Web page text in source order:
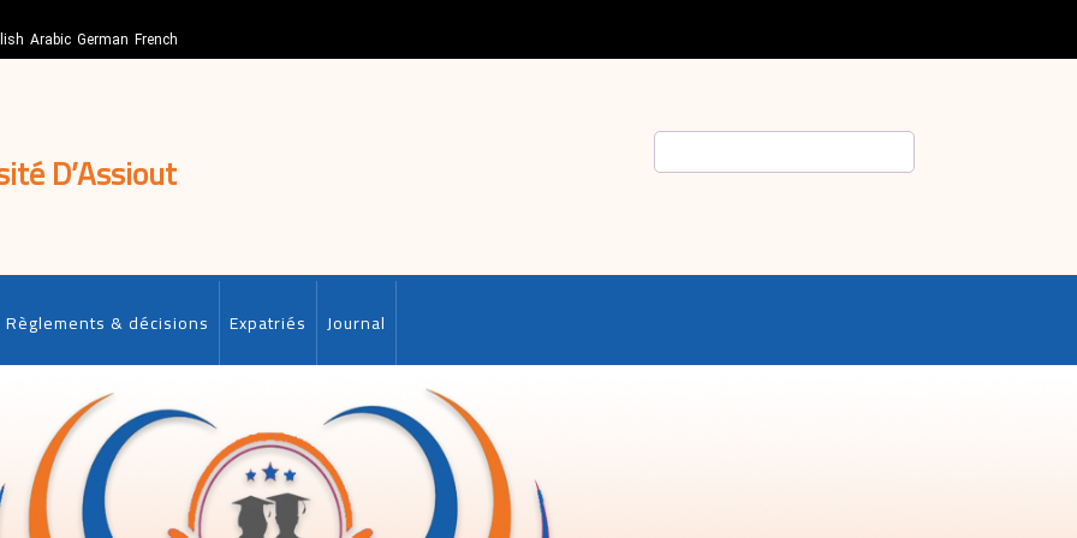
Arabic German French
D’Assiout
Règlements & décisions Expatriés Journal